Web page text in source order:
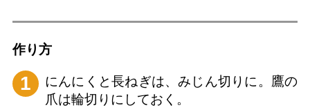
作り⽅
1
にんにくと長ねぎは、みじん切りに。鷹の
爪は輪切りにしておく。